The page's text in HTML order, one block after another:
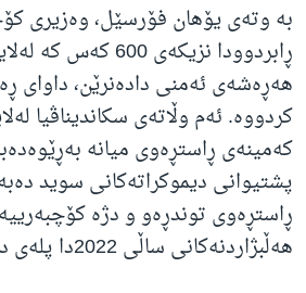
بە وتەی یۆهان فۆرسێل، وەزیری
ڕابردوودا نزیکەی
هەڕەشەی ئەمنی دادەنرێن، داوای
کردووە. ئەم وڵاتەی سکاندیناڤیا
کەمینەی ڕاستڕەوی میانە
پشتیوانی دیموکراتەکانی سوید
ڕاستڕەوی توندڕەو و دژە
هەڵبژاردنەکانی ساڵی 2022دا پلەی دووەمی بەدەستهێنا.